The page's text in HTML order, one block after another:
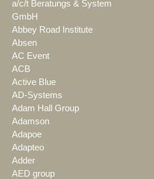
a/c/t Beratungs & System
GmbH
Abbey Road Institute
Absen
AC Event
ACB
Active Blue
AD-Systems
Adam Hall Group
Adamson
Adapoe
Adapteo
Adder
AED group